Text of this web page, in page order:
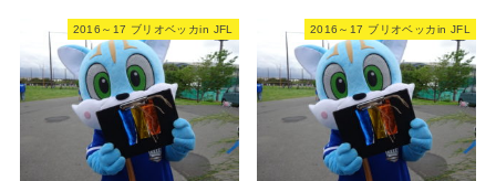
2016～17 ブリオベッカin JFL 2016～17 ブリオベッカin JFL